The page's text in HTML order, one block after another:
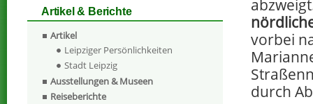
vorbei
durch
Artikel & Berichte
Artikel
Leipziger Persönlichkeiten
Stadt Leipzig
Ausstellungen & Museen
Reiseberichte